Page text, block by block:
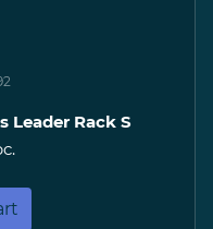
Leader Rack S